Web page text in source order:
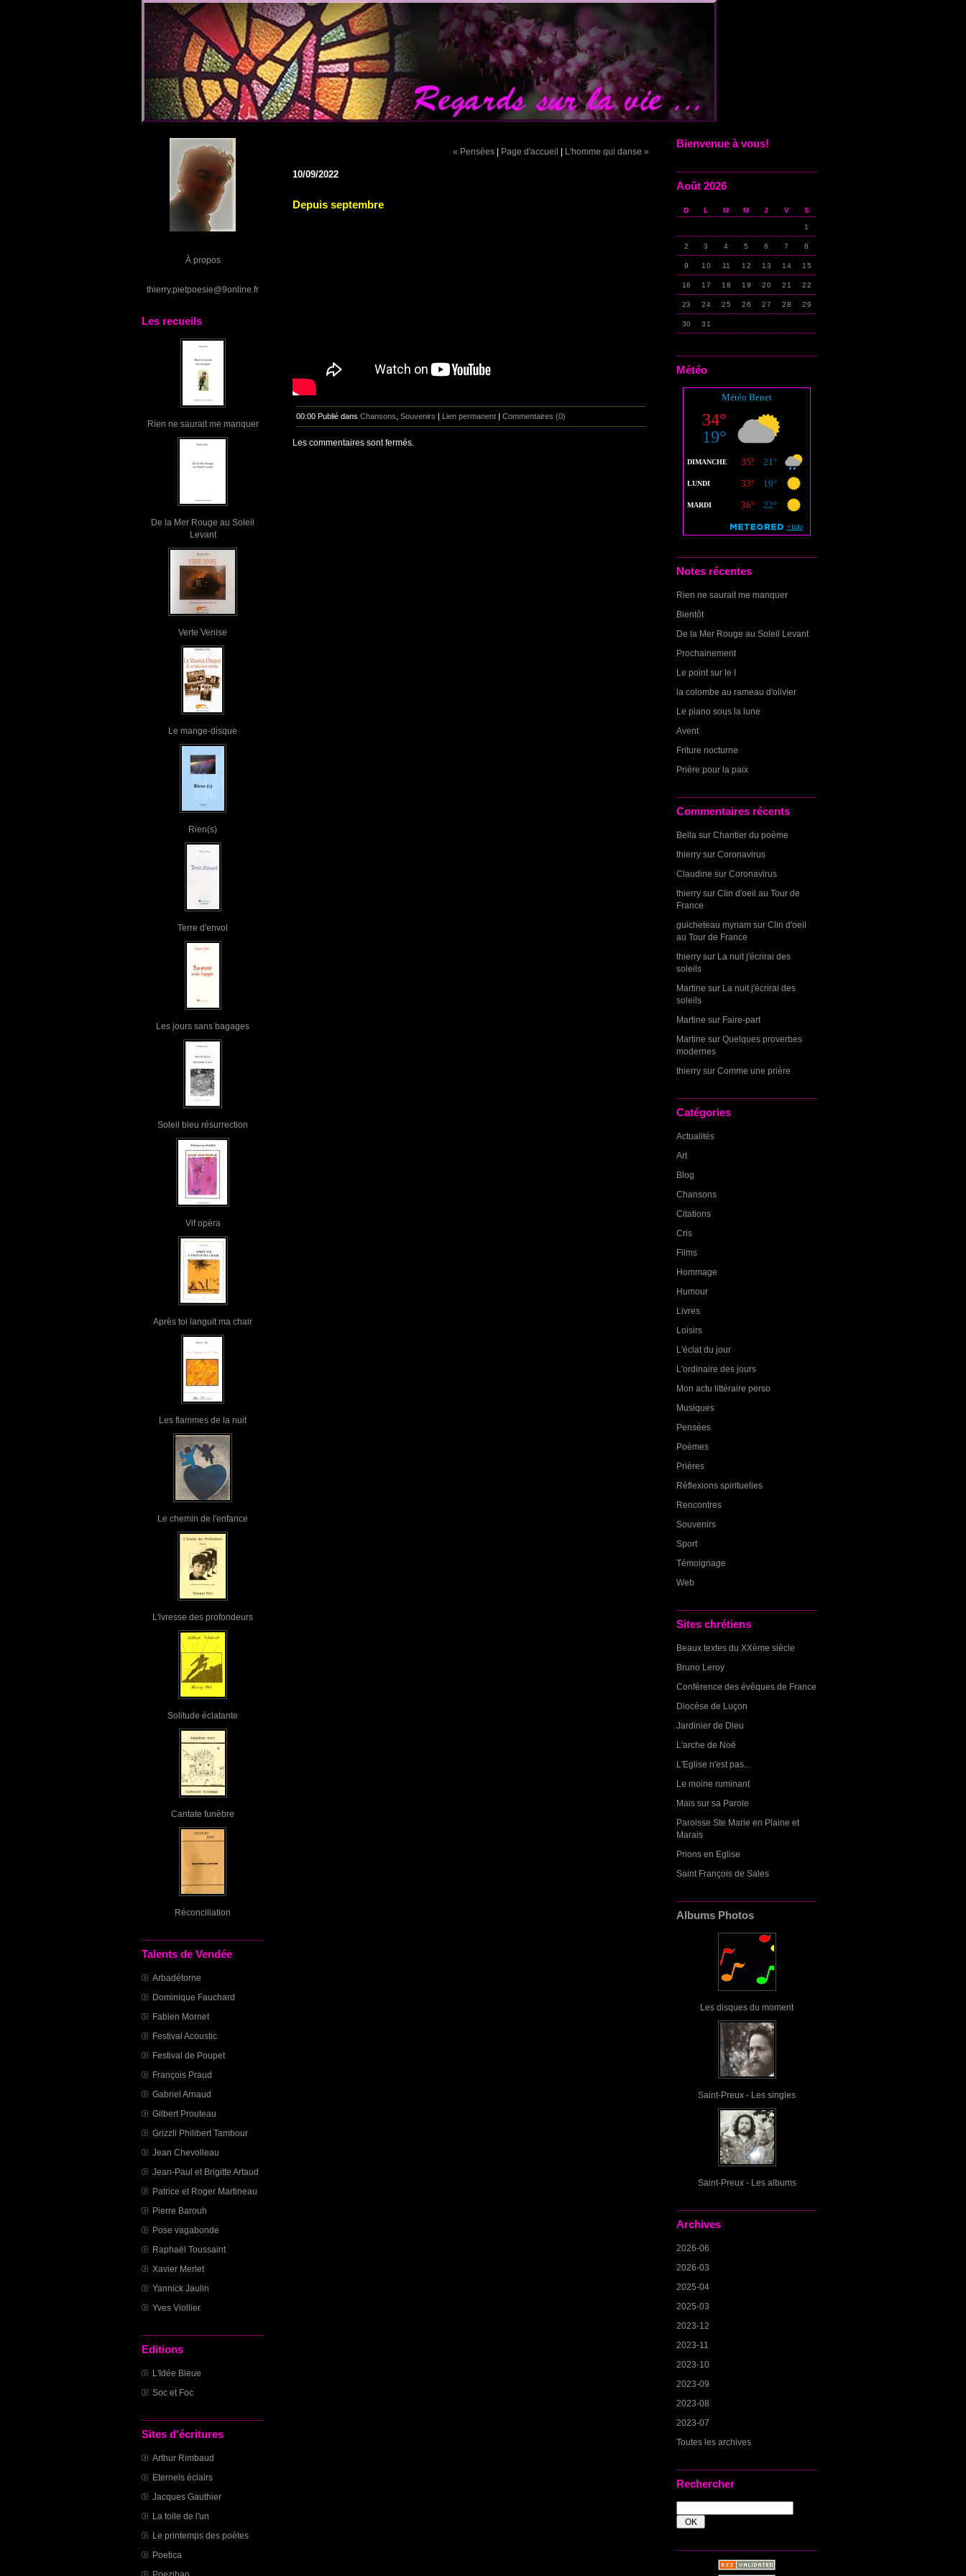
À propos
thierry.pietpoesie@9online.fr
Les recueils
Rien ne saurait me manquer
De la Mer Rouge au Soleil
Levant
Verte Venise
Le mange-disque
Rien(s)
Terre d'envol
Les jours sans bagages
Soleil bleu résurrection
Vif opéra
Après toi languit ma chair
Les flammes de la nuit
Le chemin de l'enfance
L'ivresse des profondeurs
Solitude éclatante
Cantate funèbre
Réconciliation
Talents de Vendée
Arbadétorne
Dominique Fauchard
Fabien Mornet
Festival Acoustic
Festival de Poupet
François Praud
Gabriel Arnaud
Gilbert Prouteau
Grizzli Philibert Tambour
Jean Chevolleau
Jean-Paul et Brigitte Artaud
Patrice et Roger Martineau
Pierre Barouh
Pose vagabonde
Raphaël Toussaint
Xavier Merlet
Yannick Jaulin
Yves Viollier
Editions
L'Idée Bleue
Soc et Foc
Sites d'écritures
Arthur Rimbaud
Eternels éclairs
Jacques Gauthier
La toile de l'un
Le printemps des poètes
Poetica
Bienvenue à vous!
Août 2026
D L M M J V S
1
2 3 4 5 6 7 8
9 10 11 12 13 14 15
16 17 18 19 20 21 22
23 24 25 26 27 28 29
30 31
Météo
Notes récentes
Rien ne saurait me manquer
Bientôt
De la Mer Rouge au Soleil Levant
Prochainement
Le point sur le I
la colombe au rameau d'olivier
Le piano sous la lune
Avent
Friture nocturne
Prière pour la paix
Commentaires récents
Bella sur Chantier du poème
thierry sur Coronavirus
Claudine sur Coronavirus
thierry sur Clin d'oeil au Tour de
France
guicheteau myriam sur Clin d'oeil
au Tour de France
thierry sur La nuit j'écrirai des
soleils
Martine sur La nuit j'écrirai des
soleils
Martine sur Faire-part
Martine sur Quelques proverbes
modernes
thierry sur Comme une prière
Catégories
Actualités
Art
Blog
Chansons
Citations
Cris
Films
Hommage
Humour
Livres
Loisirs
L'éclat du jour
L'ordinaire des jours
Mon actu littéraire perso
Musiques
Pensées
Poèmes
Prières
Réflexions spirituelles
Rencontres
Souvenirs
Sport
Témoignage
Web
Sites chrétiens
Beaux textes du XXème siècle
Bruno Leroy
Conférence des évêques de France
Diocèse de Luçon
Jardinier de Dieu
L'arche de Noë
L'Eglise n'est pas...
Le moine ruminant
Mais sur sa Parole
Paroisse Ste Marie en Plaine et
Marais
Prions en Eglise
Saint François de Sales
Albums Photos
Les disques du moment
Saint-Preux - Les singles
Saint-Preux - Les albums
Archives
2026-06
2026-03
2025-04
2025-03
2023-12
2023-11
2023-10
2023-09
2023-08
2023-07
Toutes les archives
Rechercher
« Pensées | Page d'accueil | L'homme qui danse »
10/09/2022
Depuis septembre
00:00 Publié dans Chansons Souvenirs | Lien permanent | Commentaires (0)
Les commentaires sont fermés.